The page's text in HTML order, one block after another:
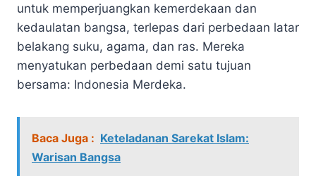
untuk memperjuangkan kemerdekaan dan
kedaulatan bangsa, terlepas dari perbedaan latar
belakang suku, agama, dan ras. Mereka
menyatukan perbedaan demi satu tujuan
bersama: Indonesia Merdeka.
Baca Juga : Keteladanan Sarekat Islam:
Warisan Bangsa